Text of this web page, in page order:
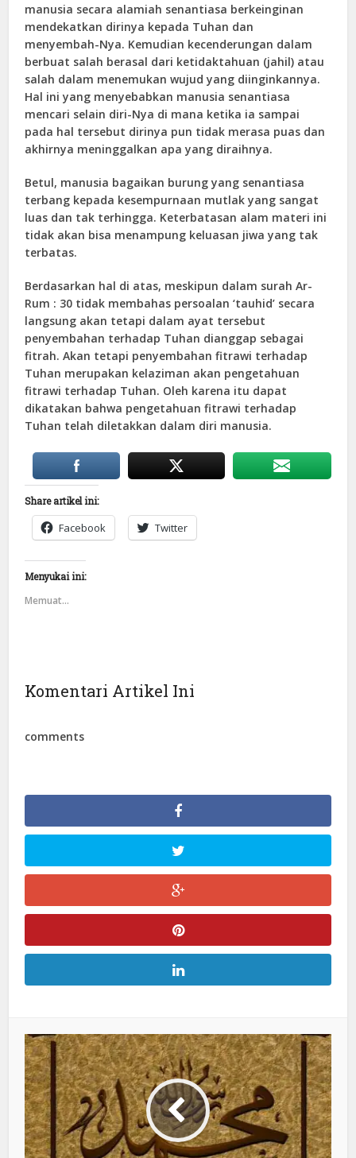
manusia secara alamiah senantiasa berkeinginan
mendekatkan dirinya kepada Tuhan dan
menyembah-Nya. Kemudian kecenderungan dalam
berbuat salah berasal dari ketidaktahuan (jahil) atau
salah dalam menemukan wujud yang diinginkannya.
Hal ini yang menyebabkan manusia senantiasa
mencari selain diri-Nya di mana ketika ia sampai
pada hal tersebut dirinya pun tidak merasa puas dan
akhirnya meninggalkan apa yang diraihnya.
Betul, manusia bagaikan burung yang senantiasa
terbang kepada kesempurnaan mutlak yang sangat
luas dan tak terhingga. Keterbatasan alam materi ini
tidak akan bisa menampung keluasan jiwa yang tak
terbatas.
Berdasarkan hal di atas, meskipun dalam surah Ar-
Rum : 30 tidak membahas persoalan ‘tauhid’ secara
langsung akan tetapi dalam ayat tersebut
penyembahan terhadap Tuhan dianggap sebagai
fitrah. Akan tetapi penyembahan fitrawi terhadap
Tuhan merupakan kelaziman akan pengetahuan
fitrawi terhadap Tuhan. Oleh karena itu dapat
dikatakan bahwa pengetahuan fitrawi terhadap
Tuhan telah diletakkan dalam diri manusia.
Share artikel ini:
Facebook Twitter
Menyukai ini:
Memuat...
Komentari Artikel Ini
comments